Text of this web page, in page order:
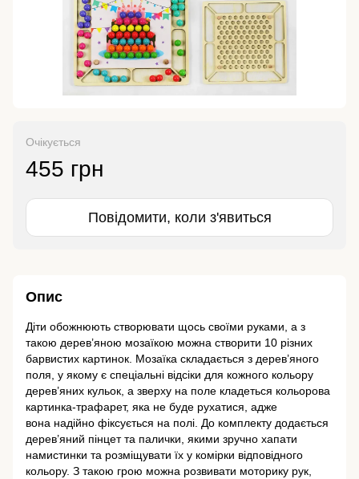
Очікується
455 грн
Повідомити, коли з'явиться
Опис
Діти обожнюють створювати щось своїми руками, а з
такою дерев’яною мозаїкою можна створити 10 різних
барвистих картинок. Мозаїка складається з дерев’яного
поля, у якому є спеціальні відсіки для кожного кольору
дерев’яних кульок, а зверху на поле кладеться кольорова
картинка-трафарет, яка не буде рухатися, адже
вона надійно фіксується на полі. До комплекту додається
дерев’яний пінцет та палички, якими зручно хапати
намистинки та розміщувати їх у комірки відповідного
кольору. З такою грою можна розвивати моторику рук,